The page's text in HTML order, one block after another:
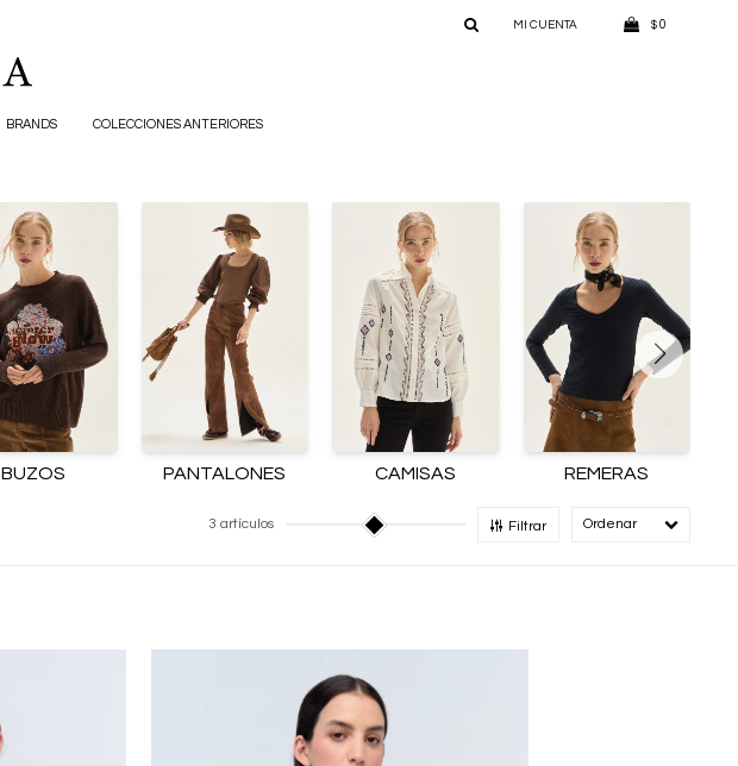
BRANDS COLECCIONES ANTERIORES
$ 0
BUZOS PANTALONES CAMISAS REMERAS
3 artículos Filtrar